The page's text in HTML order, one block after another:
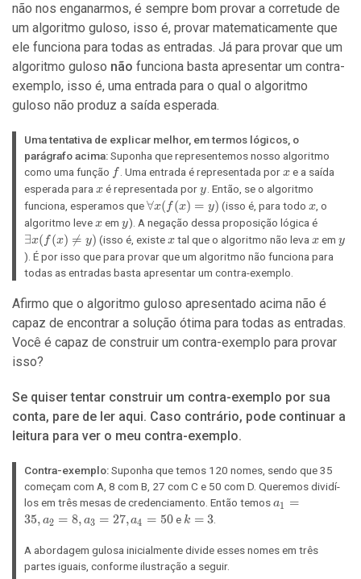
não nos enganarmos, é sempre bom provar a corretude de
um algoritmo guloso, isso é, provar matematicamente que
ele funciona para todas as entradas. Já para provar que um
algoritmo guloso não funciona basta apresentar um contra-
exemplo, isso é, uma entrada para o qual o algoritmo
guloso não produz a saída esperada.
Uma tentativa de explicar melhor, em termos lógicos, o
parágrafo acima:Suponha que representemos nosso algoritmo
como uma função ff . Uma entrada é representada porx
xe a saída
esperada para x
xé representada pory
y . Então, se o algoritmo
funciona, esperamos que\forall
x (f(x)
= y)
∀x( f(x) = y) (isso é, para todox
x , o
algoritmo levex
xem y
y). A negação dessa proposição lógica é\exists
x (f(x)
\neq
∃x( f(x) 
= y) (isso é, existex
xtal que o algoritmo não levax
xemy
y
). É por isso que para provar que um algoritmo não funciona para
todas as entradas basta apresentar um contra-exemplo.
Afirmo que o algoritmo guloso apresentado acima não é
capaz de encontrar a solução ótima para todas as entradas.
Você é capaz de construir um contra-exemplo para provar
isso?
Se quiser tentar construir um contra-exemplo por sua
conta, pare de ler aqui. Caso contrário, pode continuar a
leitura para ver o meu contra-exemplo.
Contra-exemplo:Suponha que temos 120 nomes, sendo que 35
começam com A, 8 com B, 27 com C e 50 com D. Queremos dividí-
los em três mesas de credenciamento. Então temosa_1
a_2
a1
=
35,a2 = 8,a3 = 27,a4 = 50ek
3
k = 3
A abordagem gulosa inicialmente divide esses nomes em três
partes iguais, conforme ilustração a seguir.